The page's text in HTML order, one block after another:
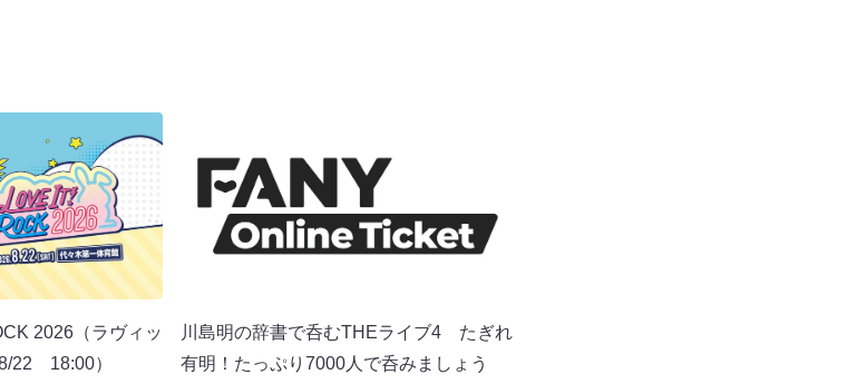
2026（ラヴィッ
22 18:00）
川島明の辞書で呑むTHEライブ4 たぎれ
有明！たっぷり7000人で呑みましょう